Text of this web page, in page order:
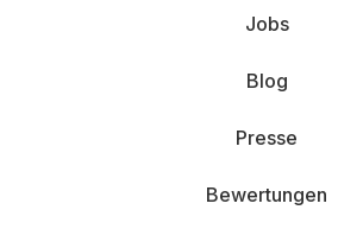
Jobs
Blog
Presse
Bewertungen